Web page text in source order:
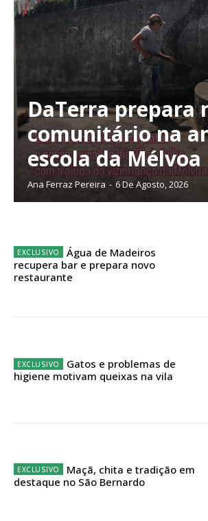
Planos de
Faça-se assinante do Região de Cister e ajude-nos
público!
Sendo assinante terá acesso a todos os
12 meses
DaTerra prepara
comunitário na
escola da Mélvoa
Ana Ferraz Pereira - 6 De Agosto, 2026
Água de Madeiros
recupera bar e prepara novo
restaurante
Gatos e problemas de
higiene motivam queixas na vila
Maçã, chita e tradição em
destaque no São Bernardo